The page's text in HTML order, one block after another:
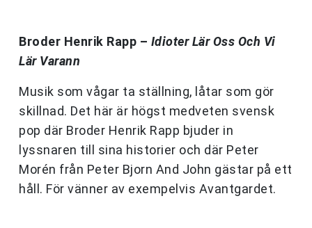
Broder Henrik Rapp – Idioter Lär Oss Och Vi
Lär Varann
Musik som vågar ta ställning, låtar som gör
skillnad. Det här är högst medveten svensk
pop där Broder Henrik Rapp bjuder in
lyssnaren till sina historier och där Peter
Morén från Peter Bjorn And John gästar på ett
håll. För vänner av exempelvis Avantgardet.